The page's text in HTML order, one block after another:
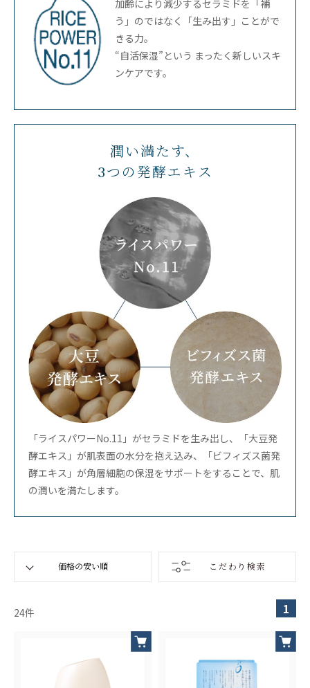
加齢により減少するセラミドを「補
う」のではなく「生み出す」ことがで
きる力。
“自活保湿”という まったく新しいスキ
ンケアです。
潤い満たす、
3つの発酵エキス
「ライスパワーNo.11」がセラミドを生み出し、「大豆発
酵エキス」が肌表面の水分を抱え込み、「ビフィズス菌発
酵エキス」が角層細胞の保湿をサポートをすることで、肌
の潤いを満たします。
こだわり検索
24件 1